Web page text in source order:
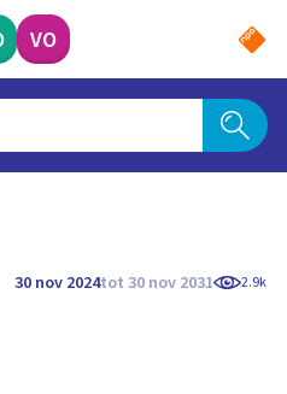
VO
30 nov 2024tot 30 nov 2031 2.9k